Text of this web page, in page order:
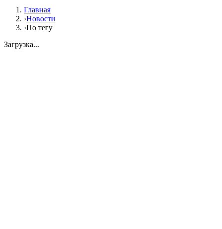
Главная
›Новости
›По тегу
Загрузка...